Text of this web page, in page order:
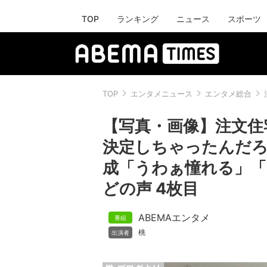
TOP ランキング ニュース スポーツ
TOP エンタメニュース エンタメ総合
【写真・画像】注文
決定しちゃったんだ
成「うわぁ憧れる」
どの声 4枚目
ABEMAエンタメ
桃